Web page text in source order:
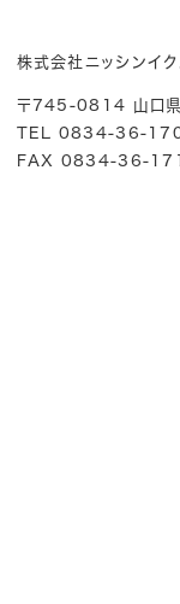
株式会社ニッシン
〒745-0814 山口
TEL 0834-36-
FAX 0834-36-